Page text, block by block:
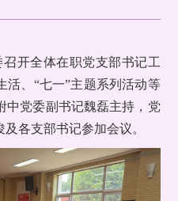
开全体在职党支部书记工
活、“七一”主题系列活动等
中党委副书记魏磊主持，党
各支部书记参加会议。